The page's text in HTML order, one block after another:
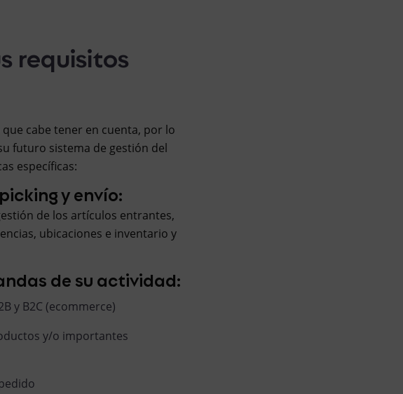
requisitos
cabe tener en cuenta, por lo
futuro sistema de gestión del
específicas:
y envío:
de los artículos entrantes,
ubicaciones e inventario y
de su actividad:
y B2C (ecommerce)
y/o importantes